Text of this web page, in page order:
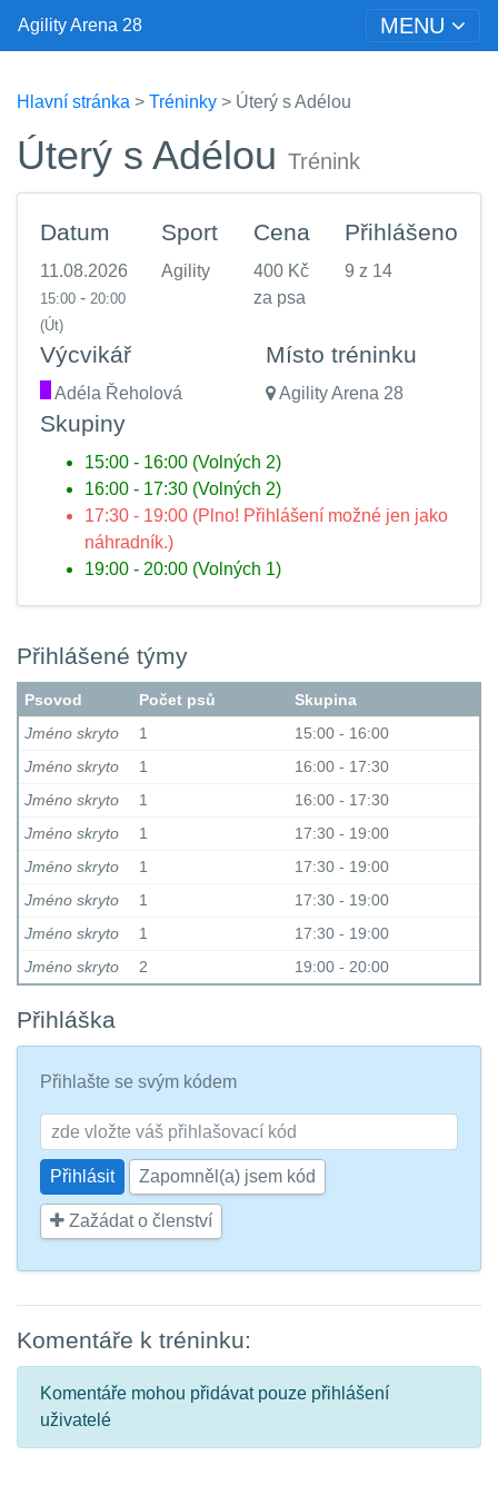
Agility Arena 28 MENU
Hlavní stránka > Tréninky > Úterý s Adélou
Úterý s Adélou Trénink
Datum
11.08.2026
15:00 - 20:00
(Út)
Sport
Agility
Cena
400 Kč
za psa
Přihlášeno
9 z 14
Výcvikář
Adéla Řeholová
Místo tréninku
Agility Arena 28
Skupiny
15:00 - 16:00 (Volných 2)
16:00 - 17:30 (Volných 2)
17:30 - 19:00 (Plno! Přihlášení možné jen jako
náhradník.)
19:00 - 20:00 (Volných 1)
Přihlášené týmy
Psovod Počet psů
Skupina
Jméno skryto
1
15:00 - 16:00
Jméno skryto
1
16:00 - 17:30
Jméno skryto
1
16:00 - 17:30
Jméno skryto
1
17:30 - 19:00
Jméno skryto
1
17:30 - 19:00
Jméno skryto
1
17:30 - 19:00
Jméno skryto
1
17:30 - 19:00
Jméno skryto
2 19:00 - 20:00
Přihláška
Přihlašte se svým kódem
Zapomněl(a) jsem kód
Zažádat o členství
Komentáře k tréninku:
Komentáře mohou přidávat pouze přihlášení
uživatelé